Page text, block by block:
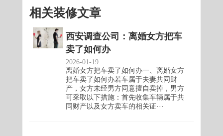
相关装修文章
西安调查公司：离婚女方把车
卖了如何办
2026-01-19
离婚女方把车卖了如何办一、离婚女方
把车卖了如何办若车属于夫妻共同财
产，女方未经男方同意擅自卖掉，男方
可采取以下措施：首先收集车辆属于共
同财产以及女方卖车的相关证···